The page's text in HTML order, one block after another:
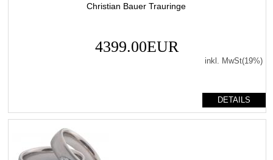
Christian Bauer Trauringe
4399.00EUR
inkl. MwSt(19%)
DETAILS